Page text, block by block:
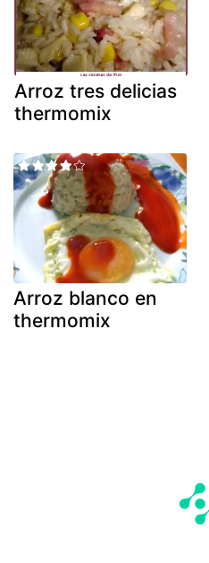
Arroz tres delicias
thermomix
Arroz blanco en
thermomix